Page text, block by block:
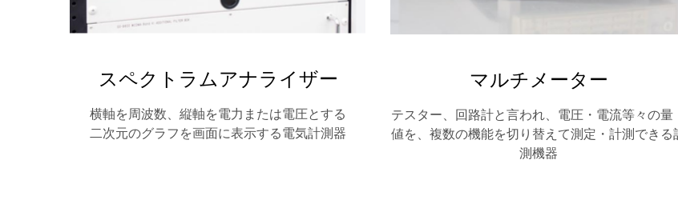
スペクトラムアナライザー
横軸を周波数、縦軸を電力または電圧とする
二次元のグラフを画面に表示する電気計測器
マルチメーター
テスター、回路計と言われ、電圧・電流等々の量
値を、複数の機能を切り替えて測定・計測できる
測機器